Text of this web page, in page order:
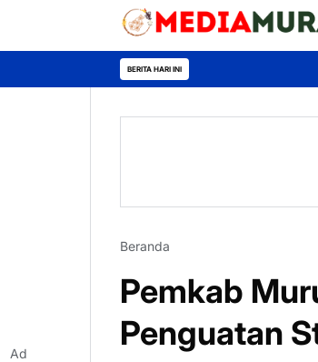
BERITA HARI INI
Beranda
Pemkab
Penguatan
Ad